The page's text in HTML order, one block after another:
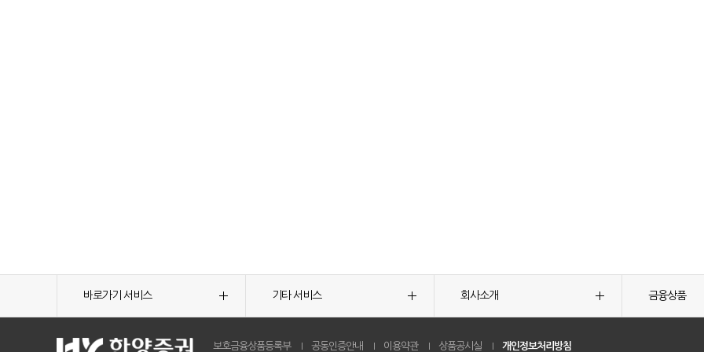
바로가기 서비스 기타 서비스 회사소개 금융상품
보호금융상품등록부 공동인증안내 이용약관 상품공시실 개인정보처리방침